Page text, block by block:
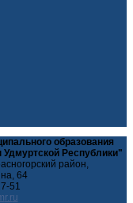
образования
Удмуртской Республики"
район,
64
51